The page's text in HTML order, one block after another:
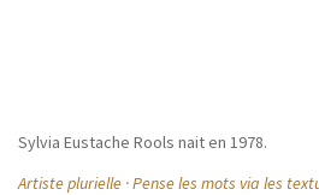
Sylvia Eustache Rools nait en 1978.
Artiste plurielle · Pense les mots via les